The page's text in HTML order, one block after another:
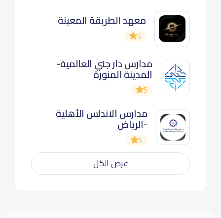
معهد الطريقة المعينة
5
مدارس دار جني العالمية-
المدينة المنورة
5
مدارس الاندلس الأهلية
-الرياض
5
عرض الكل